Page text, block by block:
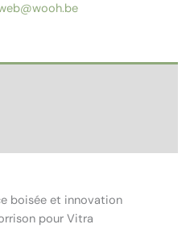
boisée et innovation
pour Vitra